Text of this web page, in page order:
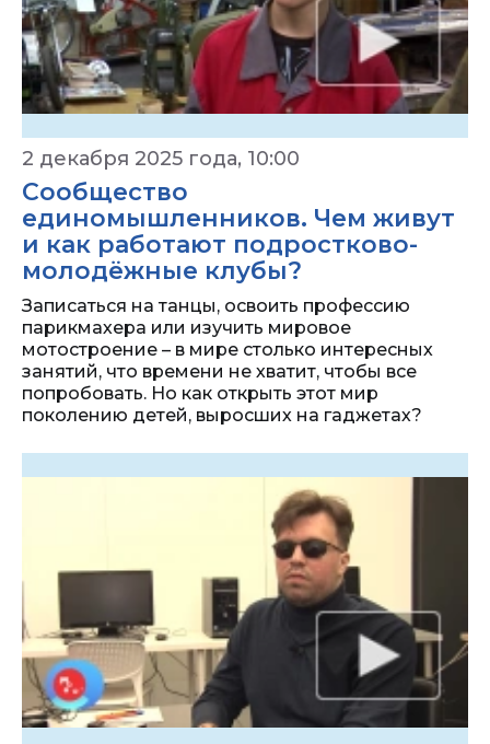
2 декабря 2025 года, 10:00
Сообщество
единомышленников. Чем живут
и как работают подростково-
молодёжные клубы?
Записаться на танцы, освоить профессию
парикмахера или изучить мировое
мотостроение – в мире столько интересных
занятий, что времени не хватит, чтобы все
попробовать. Но как открыть этот мир
поколению детей, выросших на гаджетах?